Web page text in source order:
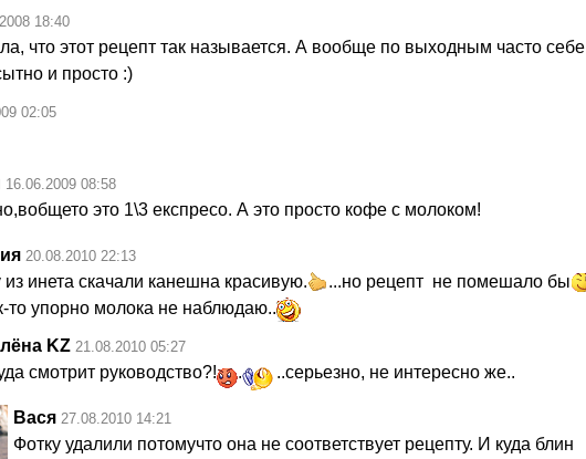
18:40
что этот рецепт так называется. А вообще по выходным часто себе
и просто :)
02:05
16.06.2009 08:58
это 1\3 експресо. А это просто кофе с молоком!
20.08.2010 22:13
инета скачали канешна красивую.
...но рецепт не помешало бы
то упорно молока не наблюдаю..
KZ 21.08.2010 05:27
смотрит руководство?! . ..серьезно, не интересно же..
Вася 27.08.2010 14:21
Фотку удалили потомучто она не соответствует рецепту. И куда блин